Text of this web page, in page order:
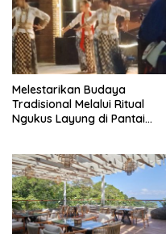
Melestarikan Budaya
Tradisional Melalui Ritual
Ngukus Layung di Pantai